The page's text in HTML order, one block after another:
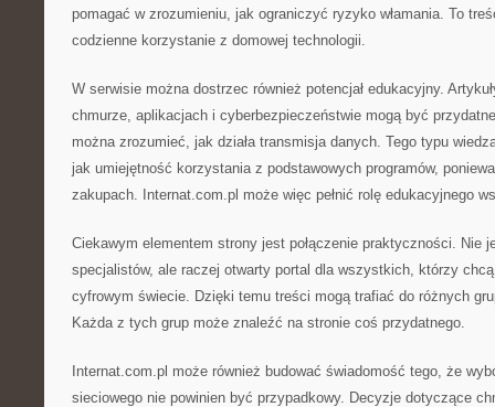
pomagać w zrozumieniu, jak ograniczyć ryzyko włamania. To
codzienne korzystanie z domowej technologii.
W serwisie można dostrzec również potencjał edukacyjny.
chmurze, aplikacjach i cyberbezpieczeństwie mogą być
można zrozumieć, jak działa transmisja danych. Tego typu
jak umiejętność korzystania z podstawowych programów,
zakupach. Internat.com.pl może więc pełnić rolę edukacyjnego
Ciekawym elementem strony jest połączenie praktyczności. Nie
specjalistów, ale raczej otwarty portal dla wszystkich, którzy
cyfrowym świecie. Dzięki temu treści mogą trafiać do różnych
Każda z tych grup może znaleźć na stronie coś przydatnego.
Internat.com.pl może również budować świadomość tego, że
sieciowego nie powinien być przypadkowy. Decyzje dotyczące